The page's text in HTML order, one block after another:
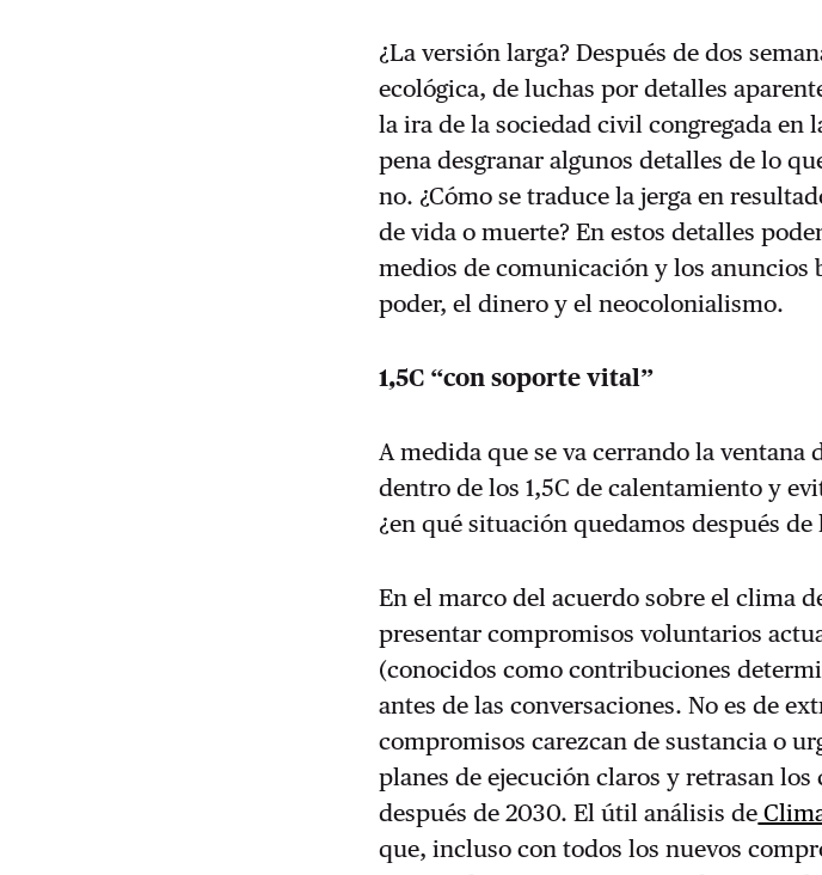
¿La versión larga? Después de dos
ecológica, de luchas por detalles
la ira de la sociedad civil congregada en
pena desgranar algunos detalles de lo
no. ¿Cómo se traduce la jerga en
de vida o muerte? En estos detalles
medios de comunicación y los
poder, el dinero y el neocolonialismo.
1,5C “con soporte vital”
A medida que se va cerrando la
dentro de los 1,5C de calentamiento y
¿en qué situación quedamos después de
En el marco del acuerdo sobre el clima
presentar compromisos voluntarios
(conocidos como contribuciones
antes de las conversaciones. No es de
compromisos carezcan de sustancia o
planes de ejecución claros y retrasan
después de 2030. El útil análisis de
que, incluso con todos los nuevos